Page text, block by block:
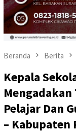
Beranda Berita
Kepala
Pelajar Dan
–